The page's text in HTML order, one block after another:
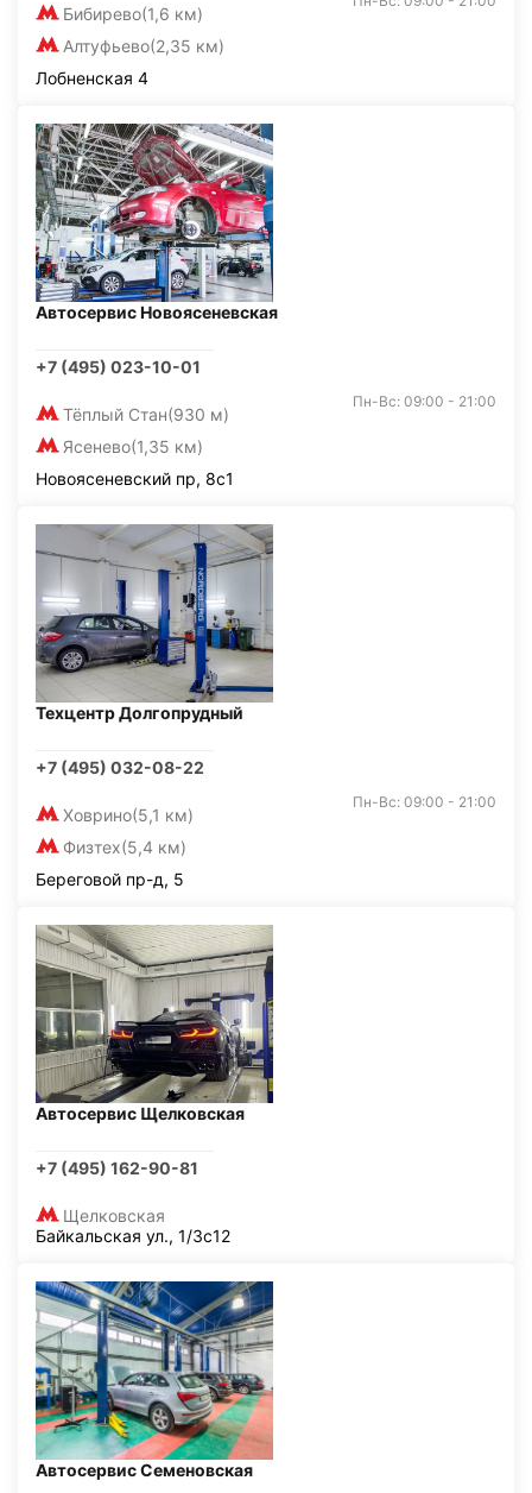
Бибирево(1,6 км)
Алтуфьево(2,35 км)
Лобненская 4
Автосервис Новоясеневская
+7 (495) 023-10-01
Тёплый Стан(930 м)
Ясенево(1,35 км)
Пн-Вс: 09:00 - 21:00
Новоясеневский пр, 8с1
Техцентр Долгопрудный
+7 (495) 032-08-22
Ховрино(5,1 км)
Физтех(5,4 км)
Пн-Вс: 09:00 - 21:00
Береговой пр-д, 5
Автосервис Щелковская
+7 (495) 162-90-81
Щелковская
Байкальская ул., 1/3с12
Автосервис Семеновская